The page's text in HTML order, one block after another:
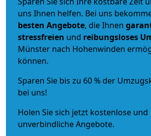
uns Ihnen helfen. Bei uns
besten Angebote, die Ihnen
stressfreien und reibungsloses
Münster nach Hohenwinden
können.
Sparen Sie bis zu 60 % der
bei uns!
Holen Sie sich jetzt kostenlose und
unverbindliche Angebote.